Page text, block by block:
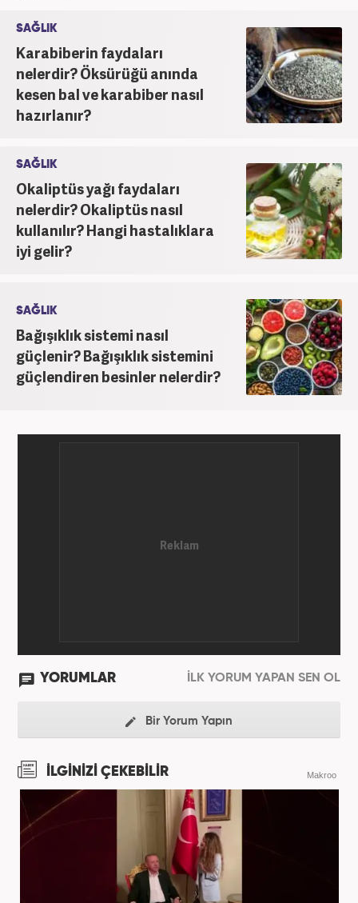
SAĞLIK
Karabiberin faydaları
nelerdir? Öksürüğü anında
kesen bal ve karabiber nasıl
hazırlanır?
SAĞLIK
Okaliptüs yağı faydaları
nelerdir? Okaliptüs nasıl
kullanılır? Hangi hastalıklara
iyi gelir?
SAĞLIK
Bağışıklık sistemi nasıl
güçlenir? Bağışıklık sistemini
güçlendiren besinler nelerdir?
YORUMLAR İLK YORUM YAPAN SEN OL
Bir Yorum Yapın
İLGİNİZİ ÇEKEBİLİR Makroo